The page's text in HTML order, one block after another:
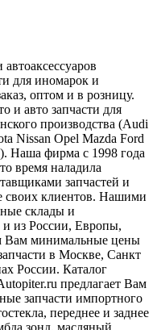
для иномарок и
оптом и в розницу.
и авто запчасти для
производства (Audi
Nissan Opel Mazda Ford
Наша фирма с 1998 года
время наладила
запчастей и
своих клиентов. Нашими
склады и
и из России, Европы,
минимальные цены
в Москве, Санкт
России. Каталог
предлагает Вам
запчасти импортного
переднее и заднее
зонд, масляный